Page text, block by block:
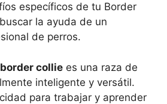
específicos de tu Border
la ayuda de un
de perros.
border collie es una raza de
inteligente y versátil.
para trabajar y aprender